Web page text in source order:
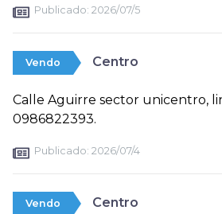
Publicado: 2026/07/5
Vendo Centro
Calle Aguirre sector unicentro,
0986822393.
Publicado: 2026/07/4
Vendo Centro